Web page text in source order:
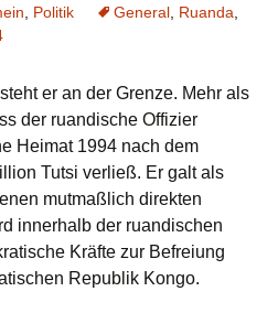
Politik General Ruanda
er an der Grenze. Mehr als
der ruandische Offizier
Heimat 1994 nach dem
Tutsi verließ. Er galt als
mutmaßlich direkten
innerhalb der ruandischen
Kräfte zur Befreiung
Republik Kongo.